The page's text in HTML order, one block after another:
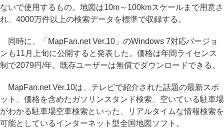
ないで使用するもの。地図は10m～100kmスケールまで用意さ
れ、4000万件以上の検索データを標準で収録する。
同時に、「MapFan.net Ver.10」のWindows 7対応バージョ
ンも11月上旬に公開すると発表した。価格は年間ライセンス
制で2079円/年。既存ユーザーは無償でダウンロードできる。
MapFan.net Ver.10は、テレビで紹介された話題の最新スポ
ット、価格を含めたガソリンスタンド検索、空いている駐車場
がわかる駐車場空車検索といった、リアルタイムな情報検索を
可能としているインターネット型全国地図ソフト。